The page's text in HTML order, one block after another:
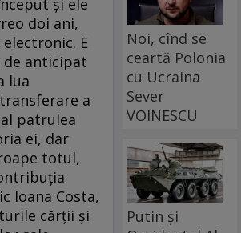
şi ele
doi ani,
E
de anticipat
lua
a
patrulea
ei, dar
totul,
Ioana Costa,
cărţii şi
Noi, cînd se
ceartă Polonia
cu Ucraina
Sever
VOINESCU
Putin și